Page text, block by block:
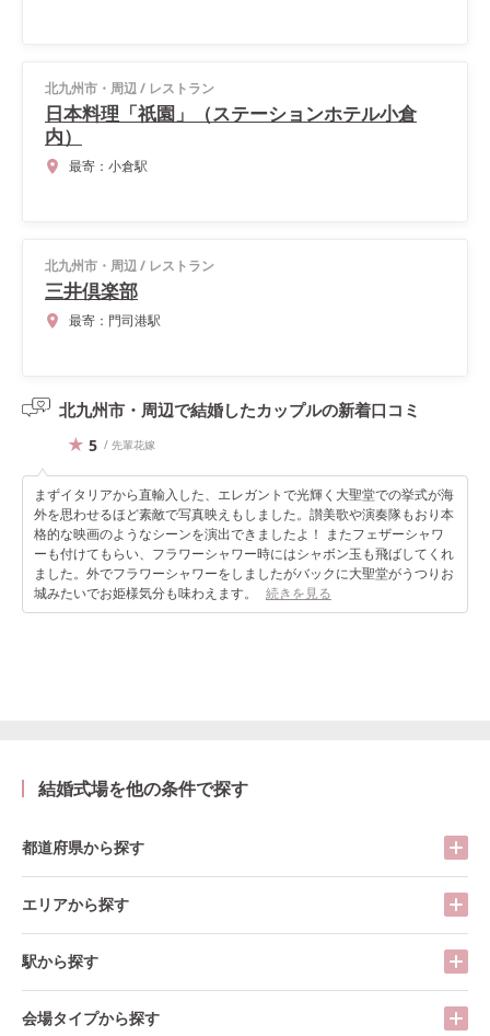
北九州市・周辺/ レストラン
日本料理「祇園」（ステーションホテル小倉
内）
最寄： 小倉駅
北九州市・周辺/ レストラン
三井倶楽部
最寄： 門司港駅
北九州市・周辺で結婚したカップルの新着口コミ
5 / 先輩花嫁
まずイタリアから直輸入した、エレガントで光輝く大聖堂での挙式が海
外を思わせるほど素敵で写真映えもしました。讃美歌や演奏隊もおり本
格的な映画のようなシーンを演出できましたよ！ またフェザーシャワ
ーも付けてもらい、フラワーシャワー時にはシャボン玉も飛ばしてくれ
ました。外でフラワーシャワーをしましたがバックに大聖堂がうつりお
城みたいでお姫様気分も味わえます。
続きを見る
結婚式場を他の条件で探す
都道府県から探す
エリアから探す
駅から探す
会場タイプから探す